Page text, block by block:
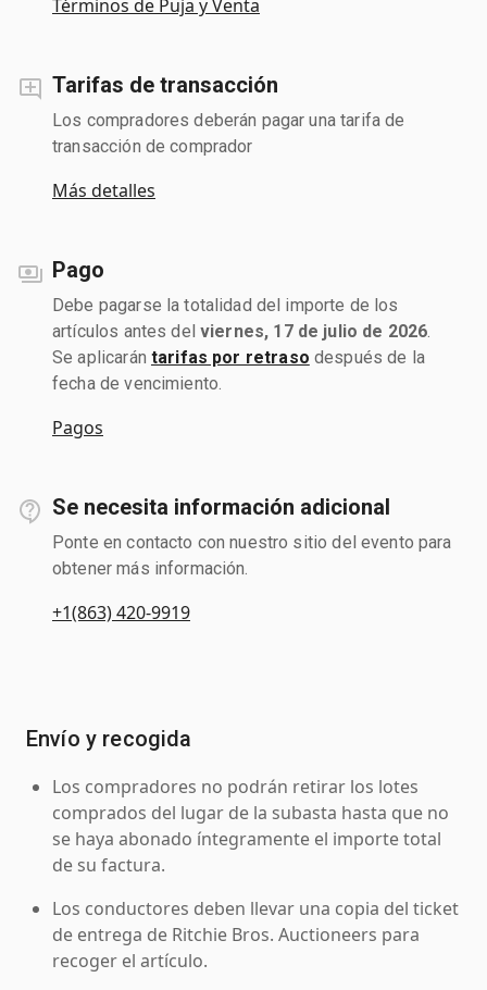
Términos de Puja y Venta
Tarifas de transacción
Los compradores deberán pagar una tarifa de
transacción de comprador
Más detalles
Pago
Debe pagarse la totalidad del importe de los
artículos antes del viernes, 17 de julio de 2026
Se aplicarán tarifas por retraso después de la
fecha de vencimiento.
Pagos
Se necesita información adicional
Ponte en contacto con nuestro sitio del evento para
obtener más información.
+1(863) 420-9919
Envío y recogida
Los compradores no podrán retirar los lotes
comprados del lugar de la subasta hasta que no
se haya abonado íntegramente el importe total
de su factura.
Los conductores deben llevar una copia del ticket
de entrega de Ritchie Bros. Auctioneers para
recoger el artículo.